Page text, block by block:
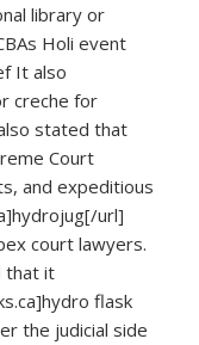
library or
Holi event
It also
creche for
stated that
Court
and expeditious
url]
court lawyers.
that it
flask
the judicial side